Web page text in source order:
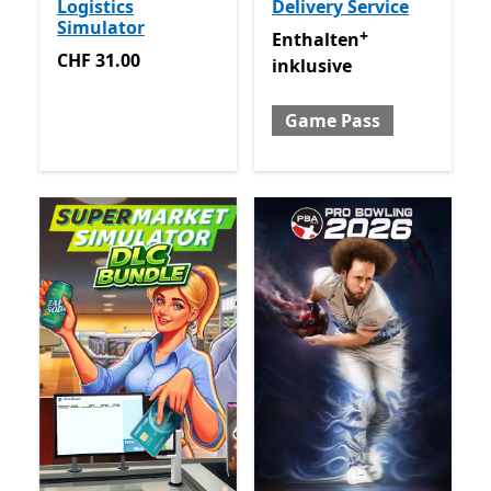
Logistics
Simulator
CHF 31.00
CHF 31.00
Delivery Service
Enthalten inklusive Game
Enthalten+
inklusive
Game Pass